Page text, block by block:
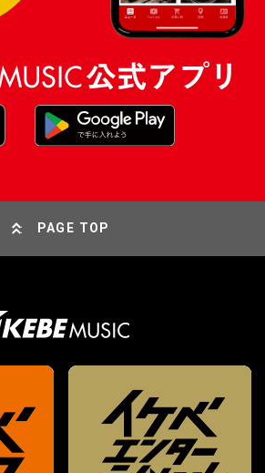
PAGE TOP